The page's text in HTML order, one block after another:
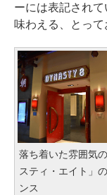
ーには表記され
味わえる、とって
落ち着いた雰囲気
スティ・エイト」
ンス